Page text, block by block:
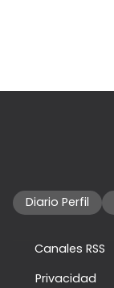
Diario Perfil
Canales RSS
Privacidad